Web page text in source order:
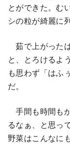
とができた。む
シの粒が綺麗に
茹で上がった
と、とろけるよ
も思わず「はふ
だ。
手間も時間も
るなぁ、と思っ
野菜はこんなに